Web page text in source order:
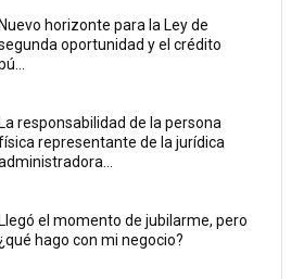
horizonte para la Ley de
oportunidad y el crédito
La responsabilidad de la persona
representante de la jurídica
Llegó el momento de jubilarme, pero
¿qué hago con mi negocio?